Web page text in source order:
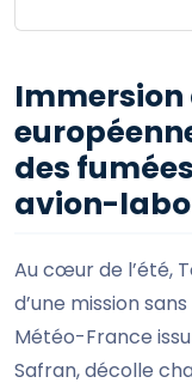
des
avion-
Au cœur de l’été,
d’une mission
Météo-France
Safran, décolle